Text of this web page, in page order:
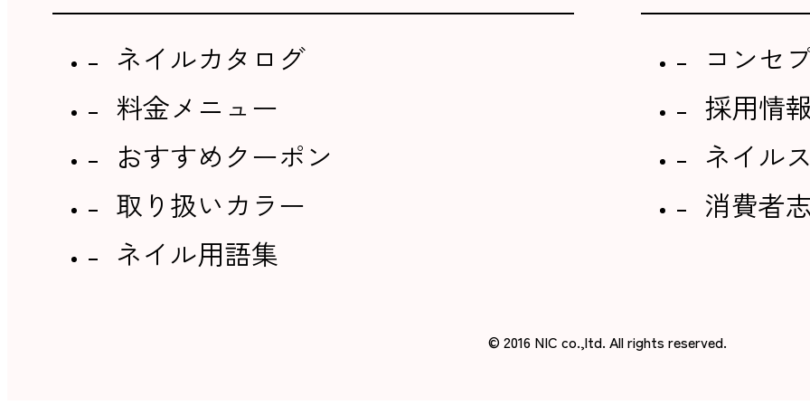
ネイルカタログ
料金メニュー
おすすめクーポン
取り扱いカラー
ネイル用語集
コンセ
採用情
ネイル
消費者
©︎ 2016 NIC co.,ltd. All rights reserved.